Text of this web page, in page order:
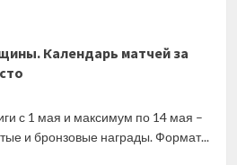
Календарь матчей за
с 1 мая и максимум по 14 мая –
и бронзовые награды. Формат...